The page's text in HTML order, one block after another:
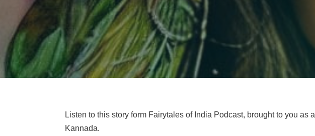
Listen to this story form Fairytales of India Podcast, brought to you as a
Kannada.